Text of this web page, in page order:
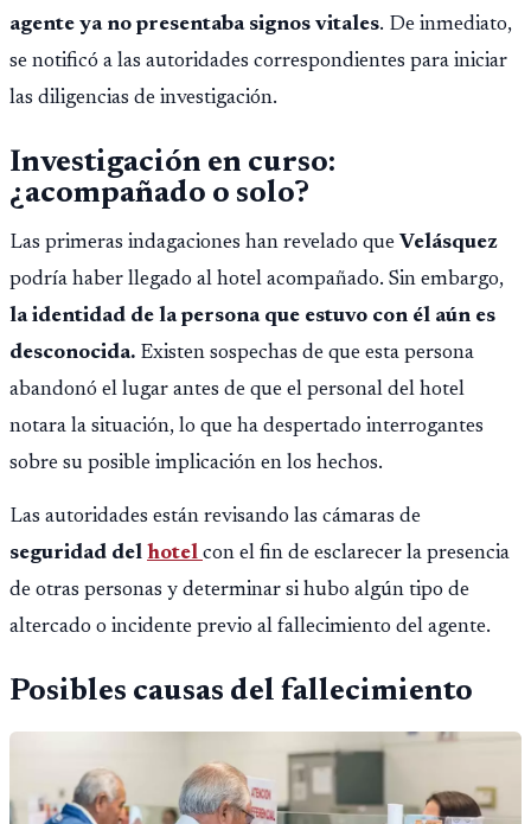
agente ya no presentaba signos vitales. De inmediato,
se notificó a las autoridades correspondientes para iniciar
las diligencias de investigación.
Investigación en curso:
¿acompañado o solo?
Las primeras indagaciones han revelado que Velásquez
podría haber llegado al hotel acompañado. Sin embargo,
la identidad de la persona que estuvo con él aún es
desconocida. Existen sospechas de que esta persona
abandonó el lugar antes de que el personal del hotel
notara la situación, lo que ha despertado interrogantes
sobre su posible implicación en los hechos.
Las autoridades están revisando las cámaras de
seguridad del hotel con el fin de esclarecer la presencia
de otras personas y determinar si hubo algún tipo de
altercado o incidente previo al fallecimiento del agente.
Posibles causas del fallecimiento